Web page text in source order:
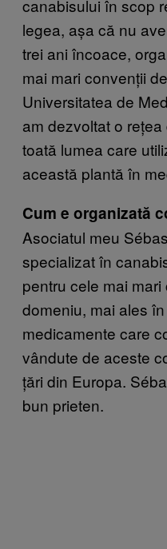
canabisului în scop
legea, așa că nu
trei ani încoace,
mai mari convenții
Universitatea de
am dezvoltat o
toată lumea care
această plantă în
Cum e organizată
Asociatul meu
specializat în
pentru cele mai
domeniu, mai ales
medicamente care
vândute de aceste
țări din Europa.
bun prieten.